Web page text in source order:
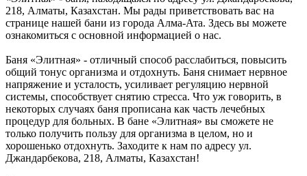
218, Алматы, Казахстан. Мы рады приветствовать вас на
странице нашей бани из города Алма-Ата. Здесь вы можете
ознакомиться с основной информацией о нас.
Баня «Элитная» - отличный способ расслабиться, повысить
общий тонус организма и отдохнуть. Баня снимает нервное
напряжение и усталость, усиливает регуляцию нервной
системы, способствует снятию стресса. Что уж говорить, в
некоторых случаях баня прописана как часть лечебных
процедур для больных. В бане «Элитная» вы сможете не
только получить пользу для организма в целом, но и
хорошенько отдохнуть. Заходите к нам по адресу ул.
Джандарбекова, 218, Алматы, Казахстан!